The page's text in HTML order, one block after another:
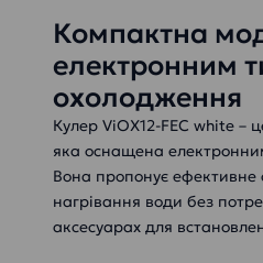
Компактна
електронним
охолодження
Кулер ViOX12-FEC white –
яка оснащена
Вона пропонує ефективне
нагрівання води без
аксесуарах для